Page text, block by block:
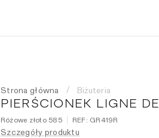
Strona główna / Biżuteria
PIERŚCIONEK LIGNE
Różowe złoto 585 REF: GR419R
Szczegóły produktu